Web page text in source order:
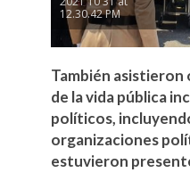
12.30.42 PM
También
de la vida pública
políticos,
organizaciones
estuvieron